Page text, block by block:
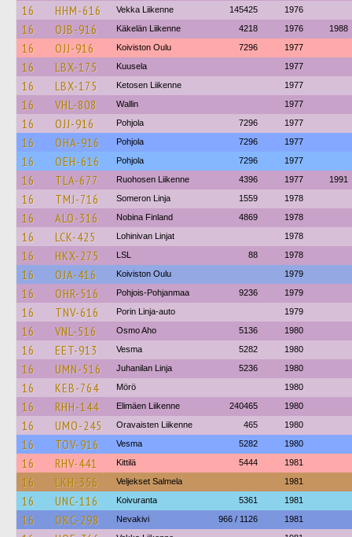
16 HHM-616 Vekka Liikenne 145425 1976
16 OJB-916 Käkelän Liikenne 4218 1976 1988
16 OJJ-916 Koiviston Oulu 7296 1977
16 LBX-175 Kuusela 1977
16 LBX-175 Ketosen Liikenne 1977
16 VHL-808 Wallin 1977
16 OJJ-916 Pohjola 7296 1977
16 OHA-916 Pohjola 7296 1977
16 OEH-616 Pohjola 7296 1977
16 TLA-677 Ruohosen Liikenne 4396 1977 1991
16 TMJ-716 Someron Linja 1559 1978
16 ALO-316 Nobina Finland 4869 1978
16 LCK-425 Lohinivan Linjat 1978
16 HKX-275 LSL 88 1978
16 OJA-416 Koiviston Oulu 1979
16 OHR-516 Pohjois-Pohjanmaa 9236 1979
16 TNV-616 Porin Linja-auto 1979
16 VNL-516 Osmo Aho 5136 1980
16 EET-913 Vesma 5282 1980
16 UMN-516 Juhanilan Linja 5236 1980
16 KEB-764 Mörö 1980
16 RHH-144 Elimäen Liikenne 240465 1980
16 UMO-245 Oravaisten Liikenne 465 1980
16 TOV-916 Vesma 5282 1980
16 RHV-441 Kittilä 5444 1981
16 LKH-356 Veljekset Salmela 1981
16 UNC-116 Koivuranta 5361 1981
16 OKC-298 Nevakivi 966 / 1126 1981